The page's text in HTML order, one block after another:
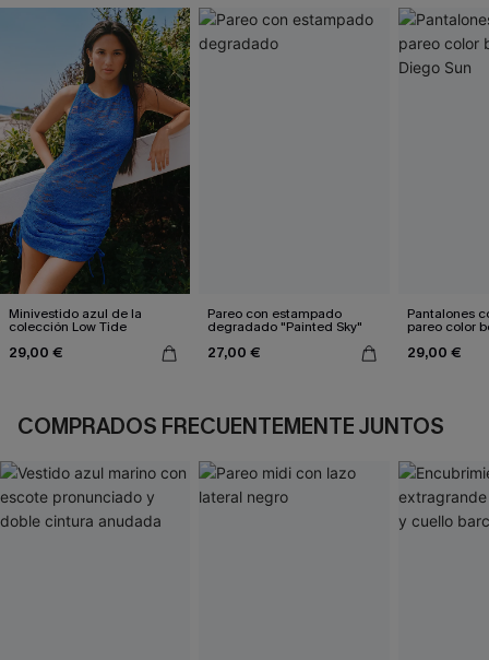
Minivestido azul de la
colección Low Tide
29,00 €
Pareo con estampado
degradado "Painted Sky"
27,00 €
Pantalones
pareo color
Diego Sun
29,00 €
COMPRADOS FRECUENTEMENTE JUNTOS